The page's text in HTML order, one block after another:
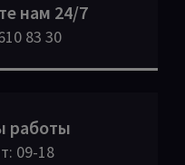
нам 24/7
83 30
работы
09-18